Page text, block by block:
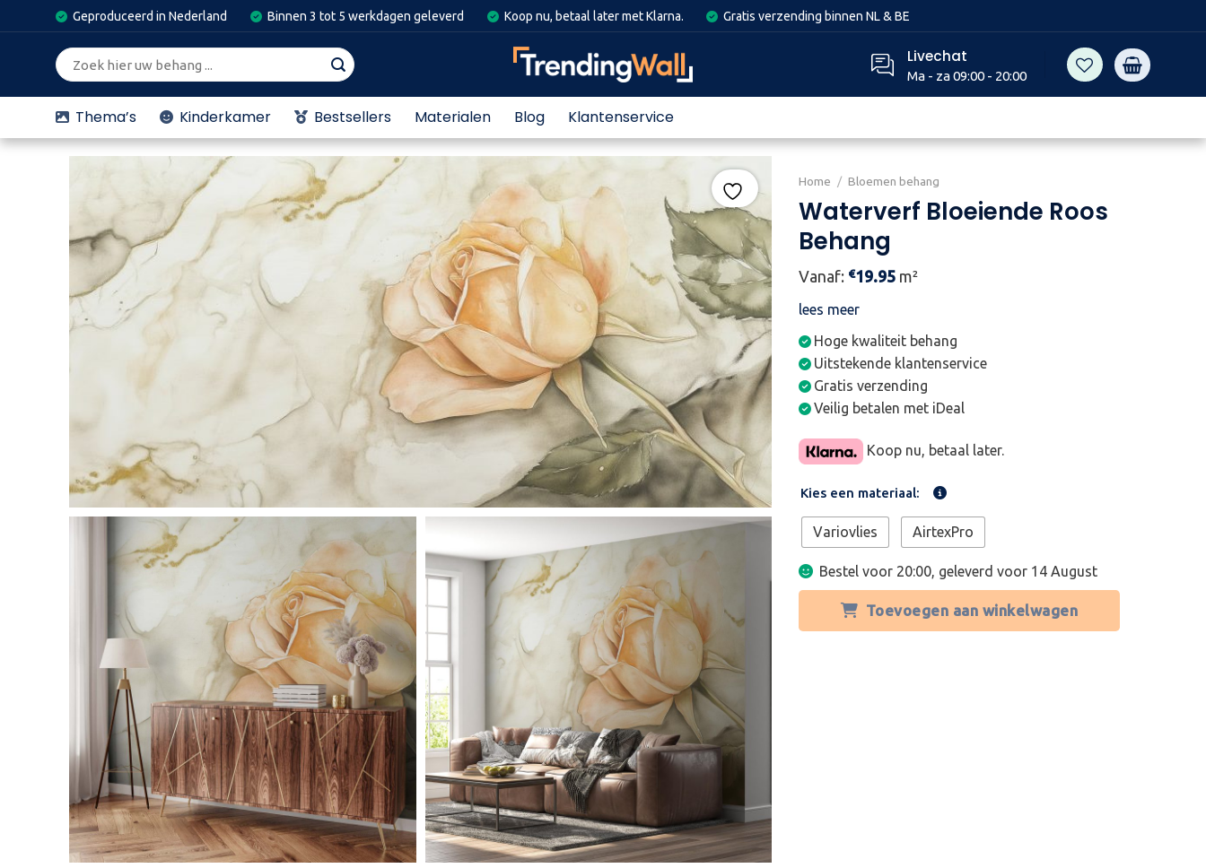
to
Geproduceerd in Nederland Binnen 3 tot 5 werkdagen geleverd Koop nu, betaal later met Klarna. Gratis verzending binnen NL & BE
Zoeken
naar:
Livechat
Ma - za 09:00 - 20:00
Thema’s Kinderkamer Bestsellers Materialen Blog Klantenservice
Home / Bloemen behang
Waterverf Bloeiende Roos
Behang
Vanaf: €19.95 m²
lees meer
Hoge kwaliteit behang
Uitstekende klantenservice
Gratis verzending
Veilig betalen met iDeal
Koop nu, betaal later.
Kies een materiaal:
Variovlies AirtexPro
Bestel voor 20:00, geleverd voor 14 August
Toevoegen aan winkelwagen